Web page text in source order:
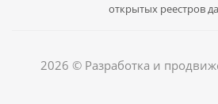
открытых реестров
2026 © Разработка и